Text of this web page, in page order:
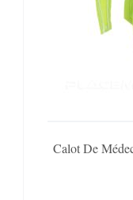
Calot De